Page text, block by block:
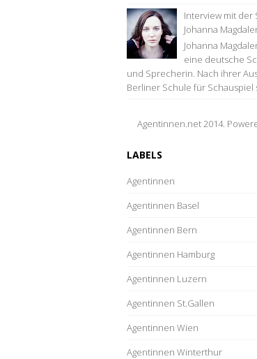
Interview mit der
Johanna
Johanna
eine deutsche
und Sprecherin. Nach ihrer
Berliner Schule für Schauspiel
Agentinnen.net 2014.
LABELS
Agentinnen
Agentinnen Basel
Agentinnen Bern
Agentinnen Hamburg
Agentinnen Luzern
Agentinnen St.Gallen
Agentinnen Wien
Agentinnen Winterthur